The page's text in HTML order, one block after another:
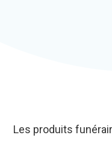
Les produits